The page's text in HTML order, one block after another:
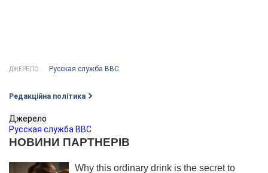
ДЖЕРЕЛО: Русская служба ВВС
Редакційна політика
Джерело
Русская служба ВВС